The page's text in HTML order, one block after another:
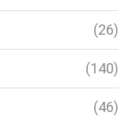
(26)
(140)
(46)